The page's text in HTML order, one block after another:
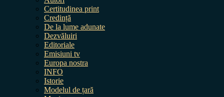
Certitudinea print
Credință
De la lume adunate
Dezvăluiri
Editoriale
Emisiuni tv
Europa nostra
INFO
Istorie
Modelul de țară